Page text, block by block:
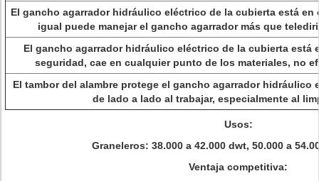
El gancho agarrador hidráulico eléctrico de la cubierta está
igual puede manejar el gancho agarrador más que
El gancho agarrador hidráulico eléctrico de la cubierta está
seguridad, cae en cualquier punto de los materiales, no
El tambor del alambre protege el gancho agarrador hidráulico
de lado a lado al trabajar, especialmente al
Usos:
Graneleros: 38.000 a 42.000 dwt, 50.000 a
Ventaja competitiva: